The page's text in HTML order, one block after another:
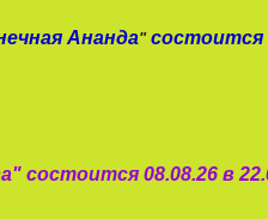
Ананда" состоится
" состоится 08.08.26 в